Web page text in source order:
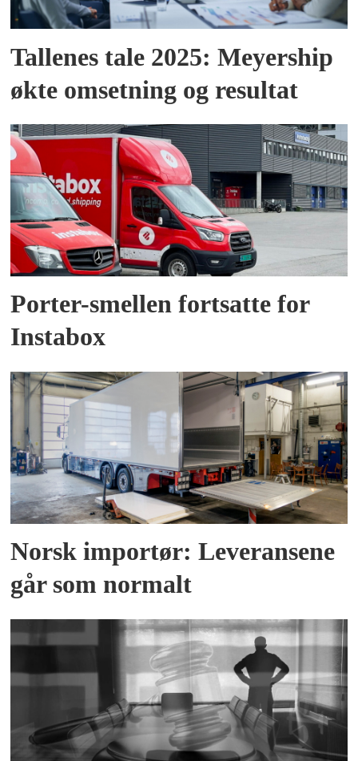
Tallenes tale 2025: Meyership
økte omsetning og resultat
Porter-smellen fortsatte for
Instabox
Norsk importør: Leveransene
går som normalt